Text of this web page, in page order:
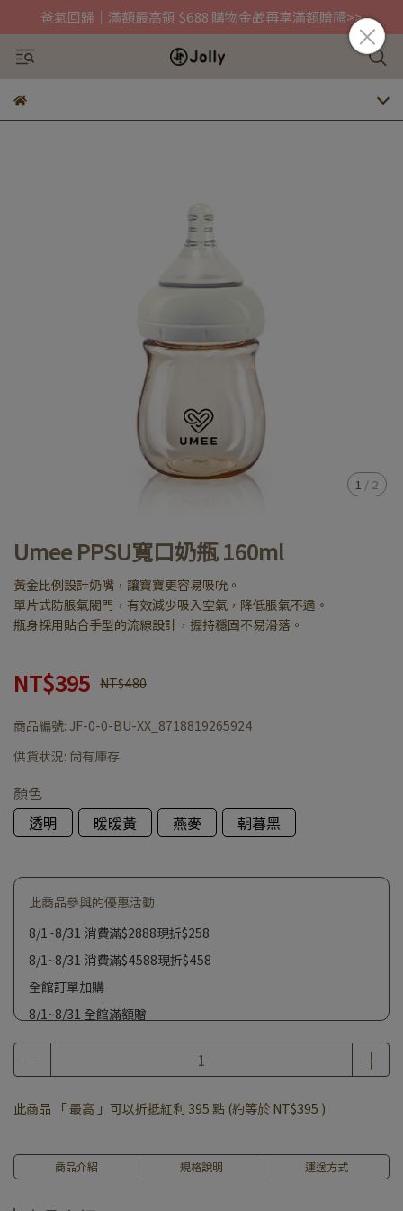
爸氣回歸｜滿額最高領 $688 購物金🎁再享滿額贈禮>>
1 / 2
Umee PPSU寬口奶瓶 160ml
黃金比例設計奶嘴，讓寶寶更容易吸吮。
單片式防脹氣閥門，有效減少吸入空氣，降低脹氣不適。
瓶身採用貼合手型的流線設計，握持穩固不易滑落。
NT$395 NT$480
商品編號: JF-0-0-BU-XX_8718819265924
供貨狀況: 尚有庫存
顏色
透明
暖暖黃 燕麥 朝暮黑
此商品參與的優惠活動
8/1~8/31 消費滿$2888現折$258
8/1~8/31 消費滿$4588現折$458
全館訂單加購
8/1~8/31 全館滿額贈
此商品 「 最高 」可以折抵紅利 395 點 (約等於 NT$395 )
商品介紹 規格說明 運送方式